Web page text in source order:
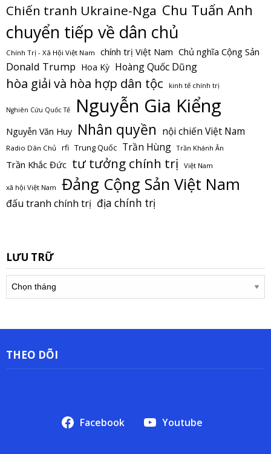
Chiến tranh Ukraine-Nga Chu Tuấn Anh
chuyển tiếp về dân chủ
Chính Trị - Xã Hội Việt Nam chính trị Việt Nam Chủ nghĩa Cộng Sản
Donald Trump Hoa Kỳ Hoàng Quốc Dũng
hòa giải và hòa hợp dân tộc kinh tế chính trị
Nghiên Cứu Quốc Tế Nguyễn Gia Kiểng
Nguyễn Văn Huy Nhân quyền nội chiến Việt Nam
Radio Dân Chủ rfi Trung Quốc Trần Hùng Trần Khánh Ân
Trần Khắc Đức tư tưởng chính trị Việt Nam
xã hội Việt Nam Đảng Cộng Sản Việt Nam
đấu tranh chính trị địa chính trị
LƯU TRỮ
Lưu
trữ
THEO DÕI
Facebook Youtube